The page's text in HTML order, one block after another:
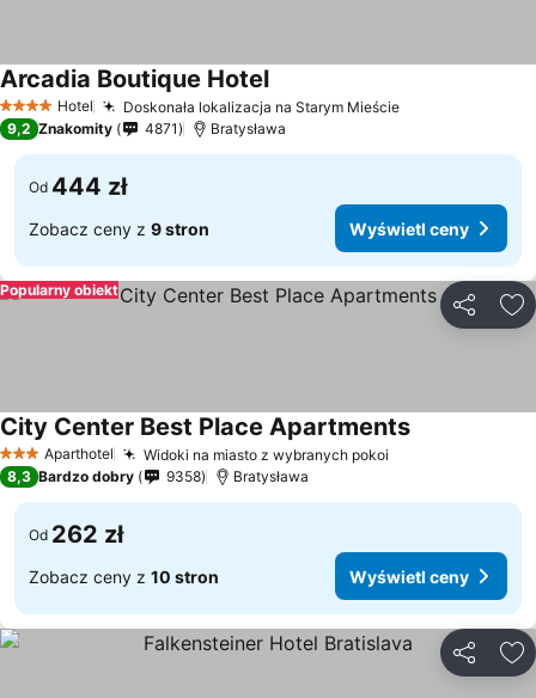
4 KategoriaHotel Doskonała lokalizacja na Starym Mieście
Arcadia Boutique Hotel
9,2 Znakomity 4871 Bratysława
Od 444 zł
Zobacz ceny z 9 stron Wyświetl ceny
Popularny obiekt
3 KategoriaAparthotel Widoki na miasto z wybranych pokoi
City Center Best Place Apartments
8,3 Bardzo dobry 9358 Bratysława
Od 262 zł
Zobacz ceny z 10 stron Wyświetl ceny